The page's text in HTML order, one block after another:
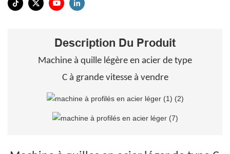
Description Du Produit
Machine à quille légère en acier de type
C à grande vitesse à vendre